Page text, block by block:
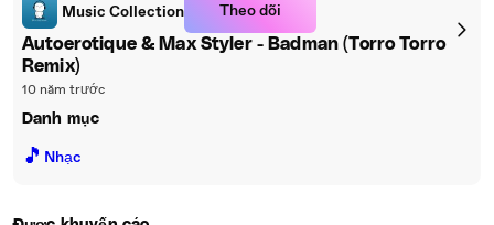
Music Collection Theo dõi
Autoerotique & Max Styler - Badman (Torro Torro
Remix)
10 năm trước
Danh mục
🎵 Nhạc